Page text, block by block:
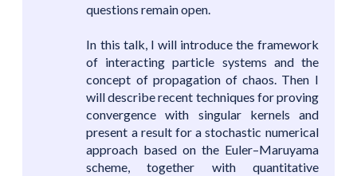
questions remain open.
In this talk, I will introduce the framework
of interacting particle systems and the
concept of propagation of chaos. Then I
will describe recent techniques for proving
convergence with singular kernels and
present a result for a stochastic numerical
approach based on the Euler–Maruyama
scheme, together with quantitative